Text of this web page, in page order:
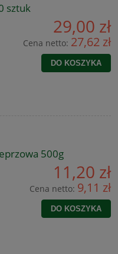
sztuk
29,00 zł
Cena netto: 27,62 zł
DO KOSZYKA
500g
11,20 zł
Cena netto: 9,11 zł
DO KOSZYKA